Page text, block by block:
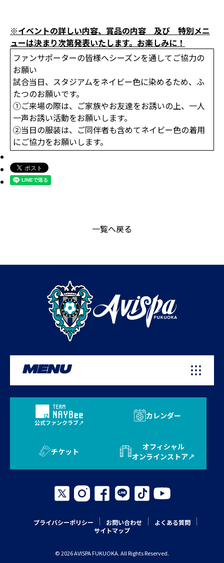
※イベントの詳しい内容、賞品の内容 及び 特別メニ
ューは決まり次第発表いたします。お楽しみに！
ファンサポーターの皆様へシーズンを通してご協力の
お願い
試合当日、スタジアムをネイビー色に染めるため、ふ
たつのお願いです。
①ご来場の際は、ご家族やお友達をお誘いの上、一人
一声お誘い活動をお願いします。
②当日の服装は、ご同伴者も含めてネイビー色の着用
にご協力をお願いします。
一覧へ戻る
MENU
公式ファンクラブ
カレンダー
チケット
オフィシャル
オンラインストア
プライバシーポリシー お問い合わせ
よくある質問
サイトマップ
© 2026 AVISPA FUKUOKA. All Rights Reserved.